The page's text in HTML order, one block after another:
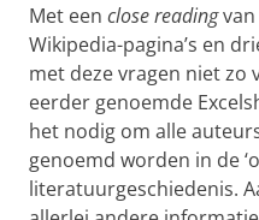
Met een close readingvan
Wikipedia-pagina’s en
met deze vragen niet zo
eerder genoemde
het nodig om alle
genoemd worden in de
literatuurgeschiedenis.